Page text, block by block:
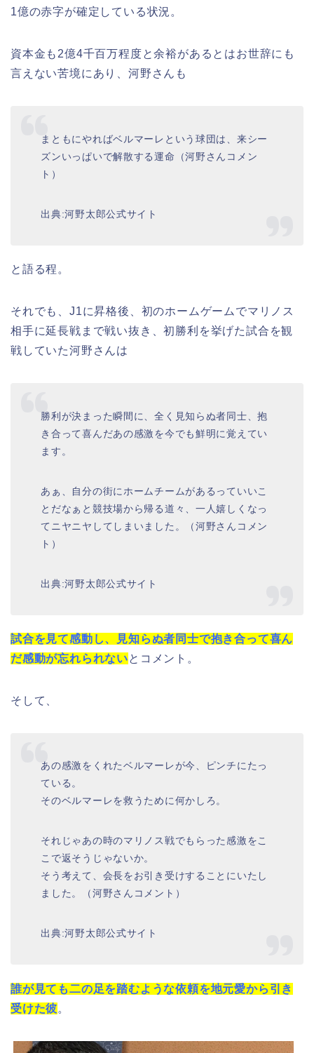
1億の赤字が確定している状況。
資本金も2億4千百万程度と余裕があるとはお世辞にも
言えない苦境にあり、河野さんも
まともにやればベルマーレという球団は、来シー
ズンいっぱいで解散する運命（河野さんコメン
ト）
出典:河野太郎公式サイト
と語る程。
それでも、J1に昇格後、初のホームゲームでマリノス
相手に延長戦まで戦い抜き、初勝利を挙げた試合を観
戦していた河野さんは
勝利が決まった瞬間に、全く見知らぬ者同士、抱
き合って喜んだあの感激を今でも鮮明に覚えてい
ます。
あぁ、自分の街にホームチームがあるっていいこ
とだなぁと競技場から帰る道々、一人嬉しくなっ
てニヤニヤしてしまいました。（河野さんコメン
ト）
出典:河野太郎公式サイト
試合を見て感動し、見知らぬ者同士で抱き合って喜ん
だ感動が忘れられないとコメント。
そして、
あの感激をくれたベルマーレが今、ピンチにたっ
ている。
そのベルマーレを救うために何かしろ。
それじゃあの時のマリノス戦でもらった感激をこ
こで返そうじゃないか。
そう考えて、会長をお引き受けすることにいたし
ました。（河野さんコメント）
出典:河野太郎公式サイト
誰が見ても二の足を踏むような依頼を地元愛から引き
受けた彼。